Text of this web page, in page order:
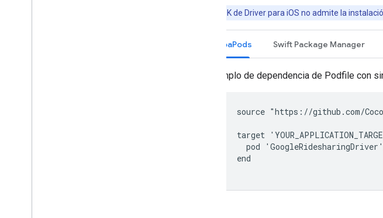
El SDK de Driver para iOS no admite la
CocoaPods Swift Package Manager
Ejemplo de dependencia de Podfile con
source "https://github.com/
target
pod
      end